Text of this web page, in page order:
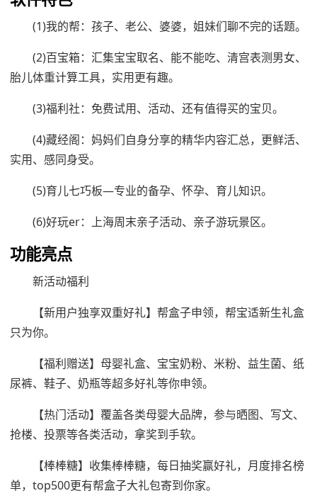
(1)我的帮：孩子、老公、婆婆，姐妹们聊不完的话题。
(2)百宝箱：汇集宝宝取名、能不能吃、清宫表测男女、
胎儿体重计算工具，实用更有趣。
(3)福利社：免费试用、活动、还有值得买的宝贝。
(4)藏经阁：妈妈们自身分享的精华内容汇总，更鲜活、
实用、感同身受。
(5)育儿七巧板—专业的备孕、怀孕、育儿知识。
(6)好玩er：上海周末亲子活动、亲子游玩景区。
功能亮点
新活动福利
【新用户独享双重好礼】帮盒子申领，帮宝适新生礼盒
只为你。
【福利赠送】母婴礼盒、宝宝奶粉、米粉、益生菌、纸
尿裤、鞋子、奶瓶等超多好礼等你申领。
【热门活动】覆盖各类母婴大品牌，参与晒图、写文、
抢楼、投票等各类活动，拿奖到手软。
【棒棒糖】收集棒棒糖，每日抽奖赢好礼，月度排名榜
单，top500更有帮盒子大礼包寄到你家。